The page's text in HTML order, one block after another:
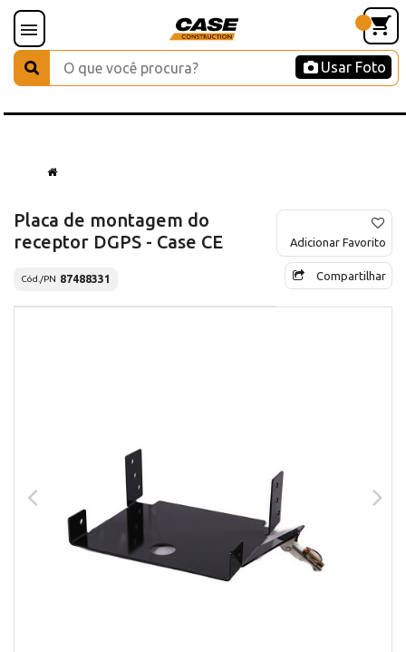
Usar Foto
Placa de montagem do
receptor DGPS - Case CE
Cód./PN 87488331
Adicionar Favorito
Compartilhar